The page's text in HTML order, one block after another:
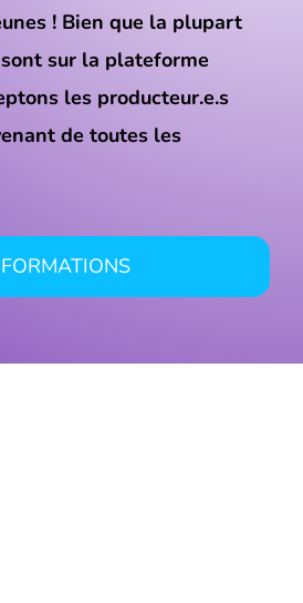
! Bien que la plupart
sur la plateforme
les producteur.e.s
de toutes les